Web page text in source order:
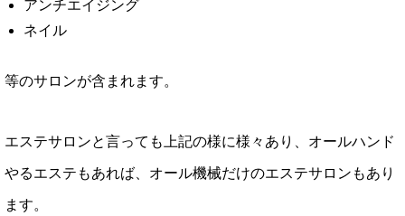
アンチエイジング
ネイル
等のサロンが含まれます。
エステサロンと言っても上記の様に様々あり、オールハンド
やるエステもあれば、オール機械だけのエステサロンもあり
ます。